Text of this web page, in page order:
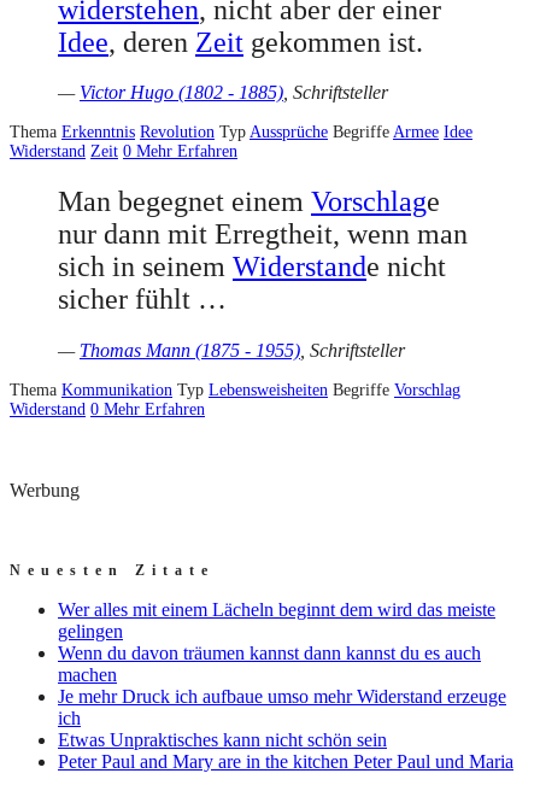
widerstehen, nicht aber der einer
Idee, deren Zeit gekommen ist.
— Victor Hugo (1802 - 1885), Schriftsteller
Thema Erkenntnis Revolution Typ Aussprüche Begriffe Armee Idee
Widerstand Zeit 0 Mehr Erfahren
Man begegnet einem Vorschlage
nur dann mit Erregtheit, wenn man
sich in seinem Widerstande nicht
sicher fühlt …
— Thomas Mann (1875 - 1955) , Schriftsteller
Thema Kommunikation Typ Lebensweisheiten Begriffe Vorschlag
Widerstand 0 Mehr Erfahren
Werbung
Neuesten Zitate
Wer alles mit einem Lächeln beginnt dem wird das meiste
gelingen
Wenn du davon träumen kannst dann kannst du es auch
machen
Je mehr Druck ich aufbaue umso mehr Widerstand erzeuge
ich
Etwas Unpraktisches kann nicht schön sein
Peter Paul and Mary are in the kitchen Peter Paul und Maria